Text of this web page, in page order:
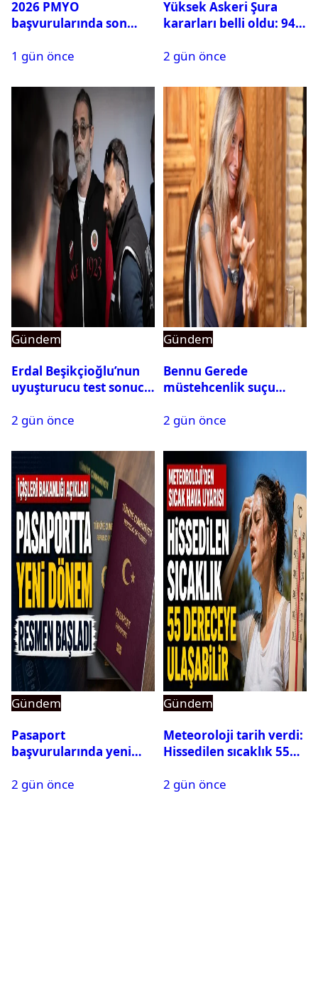
2026 PMYO
başvurularında son
1 gün önce
Yüksek Askeri Şura
kararları belli oldu: 94
2 gün önce
Gündem
Erdal Beşikçioğlu’nun
uyuşturucu test sonucu
2 gün önce
Gündem
Bennu Gerede
müstehcenlik suçu
alındı
2 gün önce
Gündem
Pasaport
başvurularında yeni
2 gün önce
Gündem
Meteoroloji tarih verdi:
Hissedilen sıcaklık 55
2 gün önce